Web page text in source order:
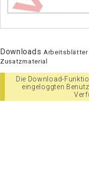
Downloads
Zusatzmaterial
Die Download-
eingeloggten